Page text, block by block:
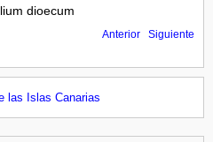
dioecum
Anterior Siguiente
las Islas Canarias